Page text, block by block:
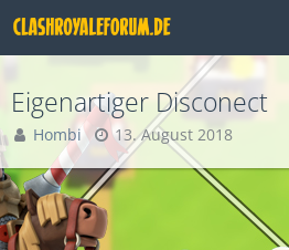
Eigenartiger Disconect
Hombi 13. August 2018